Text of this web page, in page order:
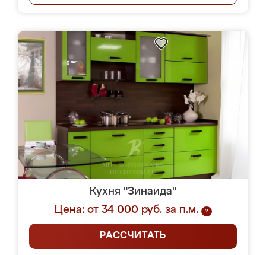
Кухня "Зинаида"
Цена: от 34 000 руб. за п.м.
?
РАССЧИТАТЬ